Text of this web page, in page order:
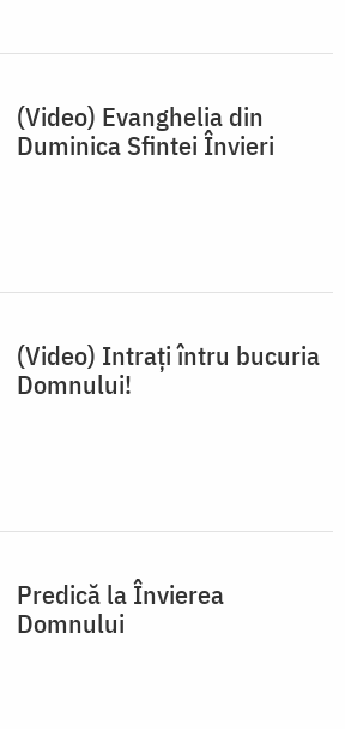
(Video) Evanghelia din
Duminica Sfintei Învieri
(Video) Intraţi întru bucuria
Domnului!
Predică la Învierea
Domnului